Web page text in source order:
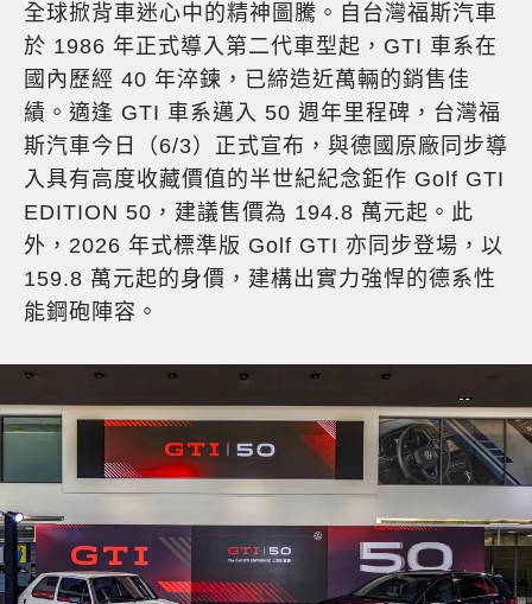
全球掀背車迷心中的精神圖騰。自台灣福斯汽車
於 1986 年正式導入第二代車型起，GTI 車系在
國內歷經 40 年淬鍊，已締造近萬輛的銷售佳
績。適逢 GTI 車系邁入 50 週年里程碑，台灣福
斯汽車今日（6/3）正式宣布，與德國原廠同步導
入具有高度收藏價值的半世紀紀念鉅作 Golf GTI
EDITION 50，建議售價為 194.8 萬元起。此
外，2026 年式標準版 Golf GTI 亦同步登場，以
159.8 萬元起的身價，建構出實力強悍的德系性
能鋼砲陣容。